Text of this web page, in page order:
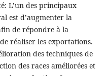
L’un des principaux
est d’augmenter la
de répondre à la
réaliser les exportations.
des techniques de
des races améliorées et